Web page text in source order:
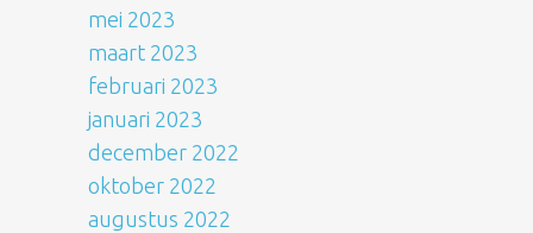
mei 2023
maart 2023
februari 2023
januari 2023
december 2022
oktober 2022
augustus 2022